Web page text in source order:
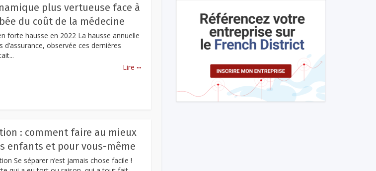
plus vertueuse face à
du coût de la médecine
forte hausse en 2022 La hausse annuelle
d’assurance, observée ces dernières
Lire ...
: comment faire au mieux
enfants et pour vous-même
Se séparer n’est jamais chose facile !